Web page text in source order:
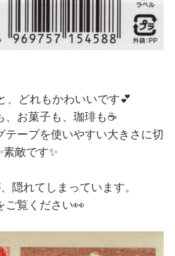
、どれもかわいいです💕
、お菓子も、珈琲も☕
テープを使いやすい大きさに切
敵です✨
隠れてしまっています。
ご覧ください👀